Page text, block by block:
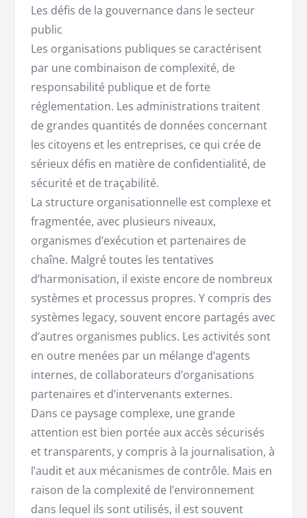
Les défis de la gouvernance dans le secteur
public
Les organisations publiques se caractérisent
par une combinaison de complexité, de
responsabilité publique et de forte
réglementation. Les administrations traitent
de grandes quantités de données concernant
les citoyens et les entreprises, ce qui crée de
sérieux défis en matière de confidentialité, de
sécurité et de traçabilité.
La structure organisationnelle est complexe et
fragmentée, avec plusieurs niveaux,
organismes d’exécution et partenaires de
chaîne. Malgré toutes les tentatives
d’harmonisation, il existe encore de nombreux
systèmes et processus propres. Y compris des
systèmes legacy, souvent encore partagés avec
d’autres organismes publics. Les activités sont
en outre menées par un mélange d’agents
internes, de collaborateurs d’organisations
partenaires et d’intervenants externes.
Dans ce paysage complexe, une grande
attention est bien portée aux accès sécurisés
et transparents, y compris à la journalisation, à
l’audit et aux mécanismes de contrôle. Mais en
raison de la complexité de l’environnement
dans lequel ils sont utilisés, il est souvent